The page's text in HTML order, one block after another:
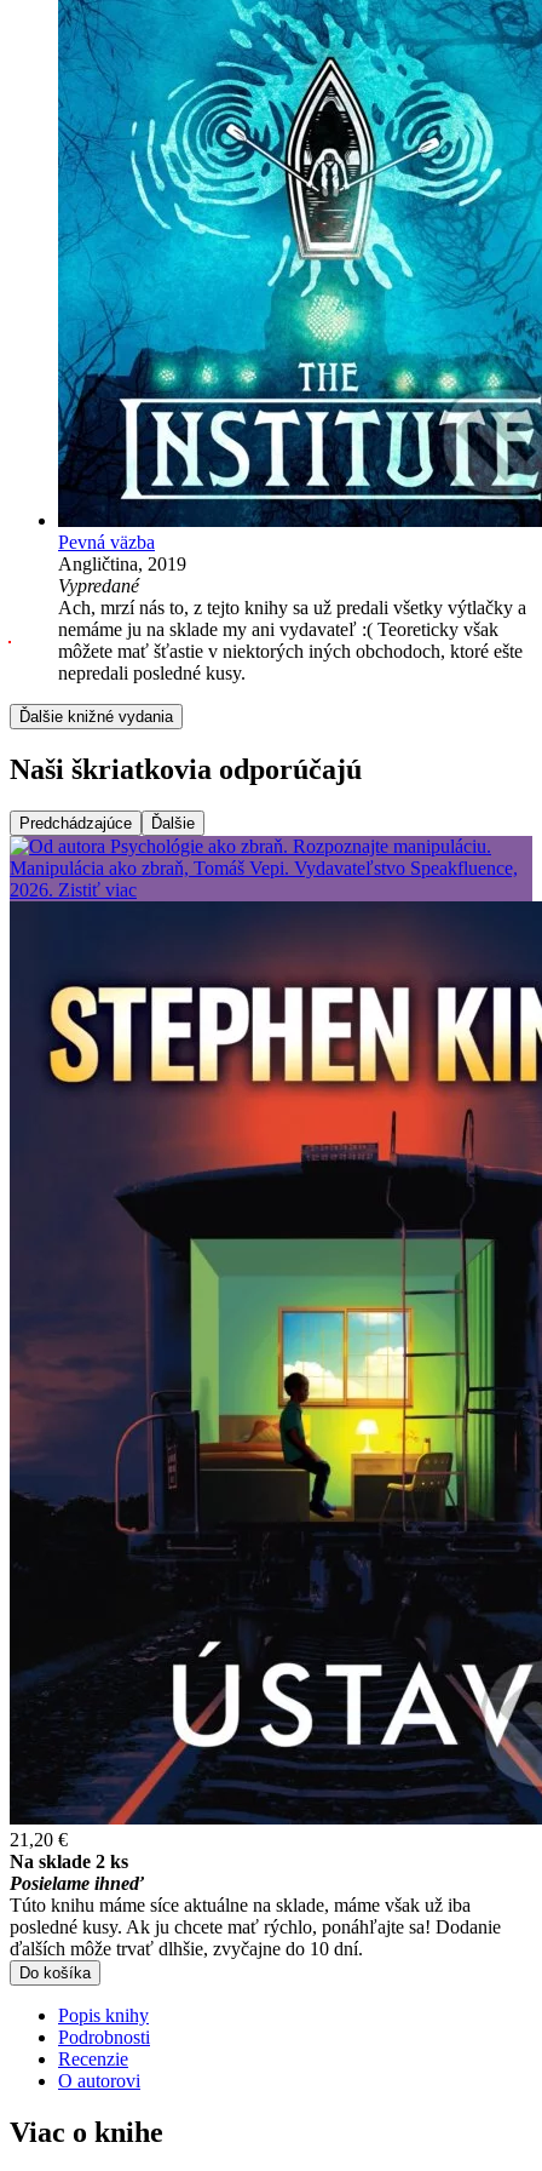
Pevná väzba
Angličtina, 2019
Vypredané
Ach, mrzí nás to, z tejto knihy sa už predali všetky výtlačky a
nemáme ju na sklade my ani vydavateľ :( Teoreticky však
môžete mať šťastie v niektorých iných obchodoch, ktoré ešte
nepredali posledné kusy.
Ďalšie knižné vydania
Naši škriatkovia odporúčajú
Predchádzajúce Ďalšie
21,20 €
Na sklade 2 ks
Posielame ihneď
Túto knihu máme síce aktuálne na sklade, máme však už iba
posledné kusy. Ak ju chcete mať rýchlo, ponáhľajte sa! Dodanie
ďalších môže trvať dlhšie, zvyčajne do 10 dní.
Do košíka
Popis knihy
Podrobnosti
Recenzie
O autorovi
Viac o knihe